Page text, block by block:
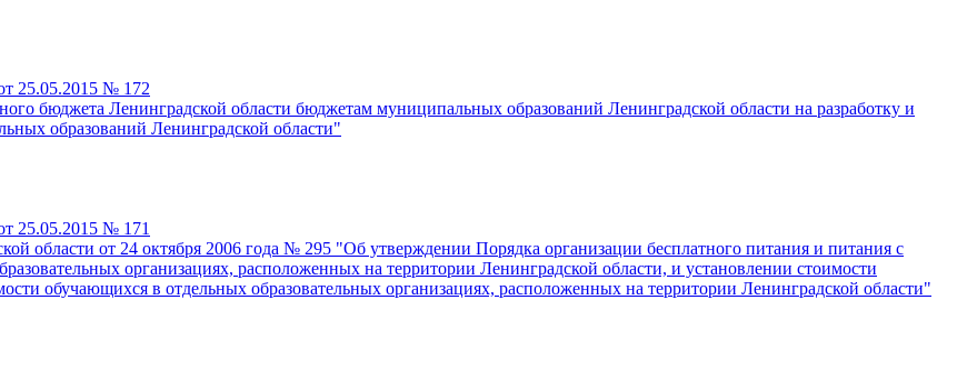
25.05.2015 № 172
бюджета Ленинградской области бюджетам муниципальных образований Ленинградской области на разработку и
образований Ленинградской области"
25.05.2015 № 171
области от 24 октября 2006 года № 295 "Об утверждении Порядка организации бесплатного питания и питания с
организациях, расположенных на территории Ленинградской области, и установлении стоимости
обучающихся в отдельных образовательных организациях, расположенных на территории Ленинградской области"